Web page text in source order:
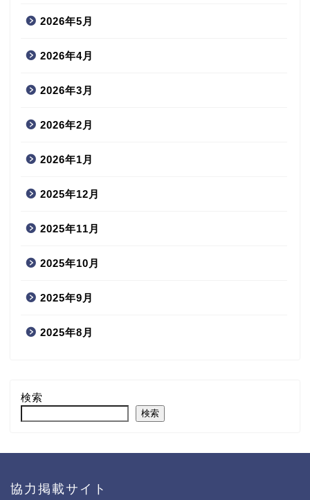
2026年5月
2026年4月
2026年3月
2026年2月
2026年1月
2025年12月
2025年11月
2025年10月
2025年9月
2025年8月
検索
検索
協力掲載サイト